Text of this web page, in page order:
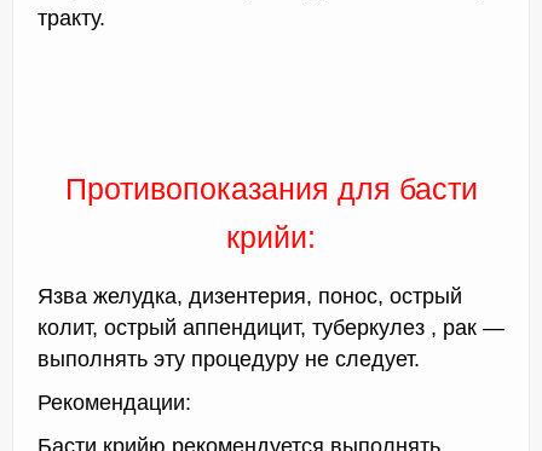
тракту.
Противопоказания для басти
крийи:
Язва желудка, дизентерия, понос, острый
колит, острый аппендицит, туберкулез , рак —
выполнять эту процедуру не следует.
Рекомендации:
Басти крийю рекомендуется выполнять